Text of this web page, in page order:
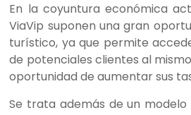
En la coyuntura económica
ViaVip suponen una gran
turístico, ya que permite
de potenciales clientes al
oportunidad de aumentar sus
Se trata además de un